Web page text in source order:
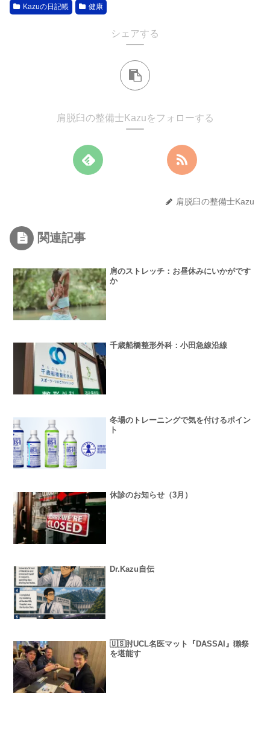
Kazuの日記帳 健康
シェアする
肩脱臼の整備士Kazuをフォローする
肩脱臼の整備士Kazu
関連記事
肩のストレッチ：お昼休みにいかがです
か
千歳船橋整形外科：小田急線沿線
冬場のトレーニングで気を付けるポイン
ト
休診のお知らせ（3月）
Dr.Kazu自伝
🇺🇸肘UCL名医マット『DASSAI』獺祭
を堪能す